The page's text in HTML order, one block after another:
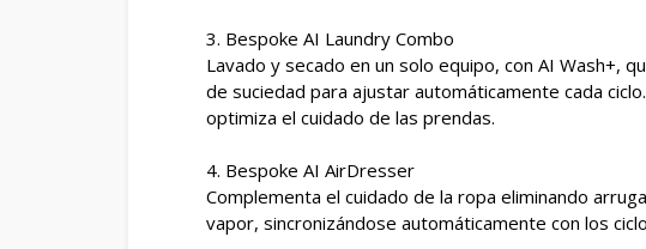
3. Bespoke AI Laundry Combo
Lavado y secado en un solo equipo, con AI Wash+,
de suciedad para ajustar automáticamente cada
optimiza el cuidado de las prendas.
4. Bespoke AI AirDresser
Complementa el cuidado de la ropa eliminando
vapor, sincronizándose automáticamente con los